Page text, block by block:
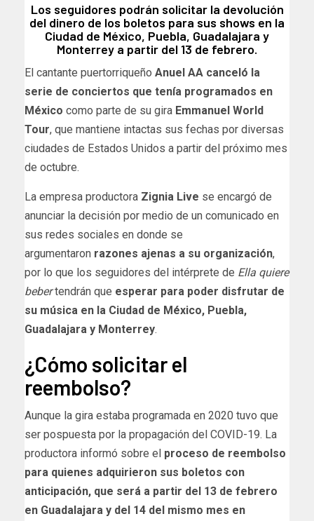
Los seguidores podrán solicitar la devolución
del dinero de los boletos para sus shows en la
Ciudad de México, Puebla, Guadalajara y
Monterrey a partir del 13 de febrero.
El cantante puertorriqueño Anuel AA canceló la
serie de conciertos que tenía programados en
México como parte de su gira Emmanuel World
Tour, que mantiene intactas sus fechas por diversas
ciudades de Estados Unidos a partir del próximo mes
de octubre.
La empresa productora Zignia Live se encargó de
anunciar la decisión por medio de un comunicado en
sus redes sociales en donde se
argumentaron razones ajenas a su organización,
por lo que los seguidores del intérprete de Ella quiere
bebertendrán que esperar para poder disfrutar de
su música en la Ciudad de México, Puebla,
Guadalajara y Monterrey.
¿Cómo solicitar el
reembolso?
Aunque la gira estaba programada en 2020 tuvo que
ser pospuesta por la propagación del COVID-19. La
productora informó sobre el proceso de reembolso
para quienes adquirieron sus boletos con
anticipación, que será a partir del 13 de febrero
en Guadalajara y del 14 del mismo mes en